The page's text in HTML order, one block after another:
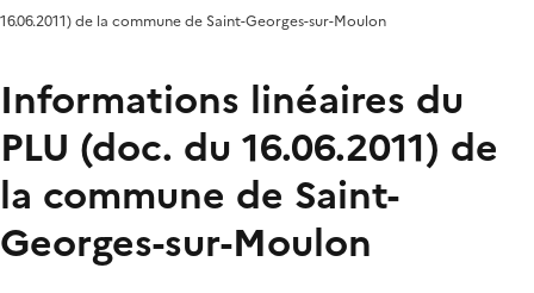
16.06.2011) de la commune de Saint-Georges-sur-Moulon
Informations linéaires du
PLU (doc. du 16.06.2011) de
la commune de Saint-
Georges-sur-Moulon